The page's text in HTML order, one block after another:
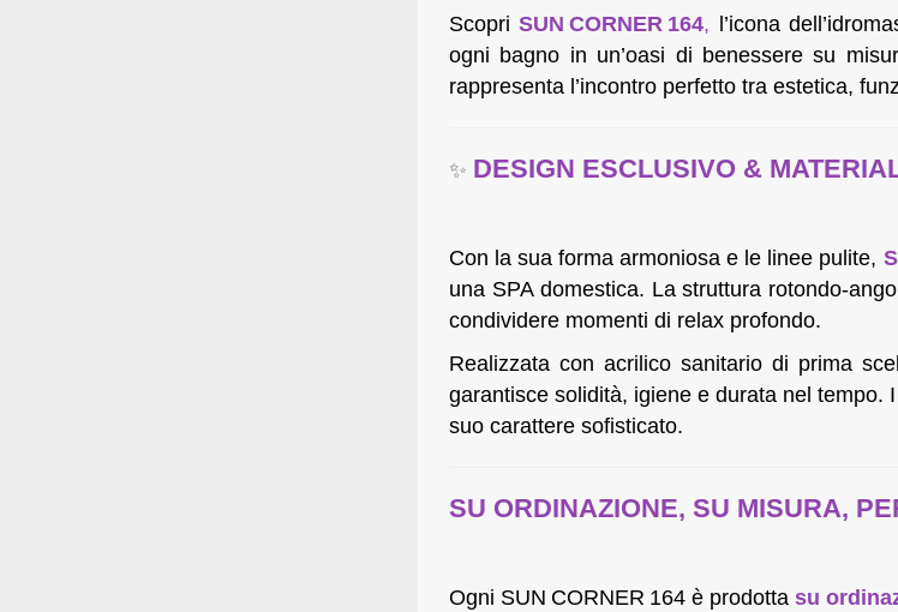
ScopriSUN CORNER 164, l’icona
ogni bagno in un’oasi di benessere su
rappresenta l’incontro perfetto tra estetica,
✨ DESIGN ESCLUSIVO &
Con la sua forma armoniosa e le linee pulite,
una SPA domestica. La struttura rotondo-
condividere momenti di relax profondo.
Realizzata con acrilico sanitario di prima
garantisce solidità, igiene e durata nel tempo.
suo carattere sofisticato.
SU ORDINAZIONE, SU MISURA,
Ogni SUN CORNER 164 è prodotta su